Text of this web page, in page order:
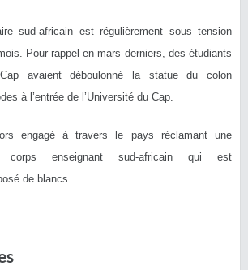
sud-africain est régulièrement sous tension
Pour rappel en mars derniers, des étudiants
avaient déboulonné la statue du colon
à l’entrée de l’Université du Cap.
engagé à travers le pays réclamant une
corps enseignant sud-africain qui est
de blancs.